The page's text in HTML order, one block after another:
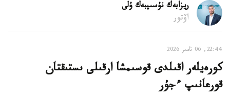
ريزابەك نۇسىپبەك ۇلى
اۆتور
22:44, 06 تامىز 2026
كورەيلەر اقىلدى قوسىمشا ارقىلى ىستىقتان
قورعانىپ ءجۇر